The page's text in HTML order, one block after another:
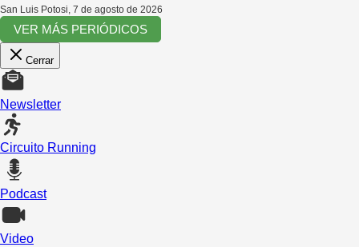
San Luis Potosi 7 de agosto de 2026
VER MÁS PERIÓDICOS
Cerrar
Newsletter
Circuito Running
Podcast
Video